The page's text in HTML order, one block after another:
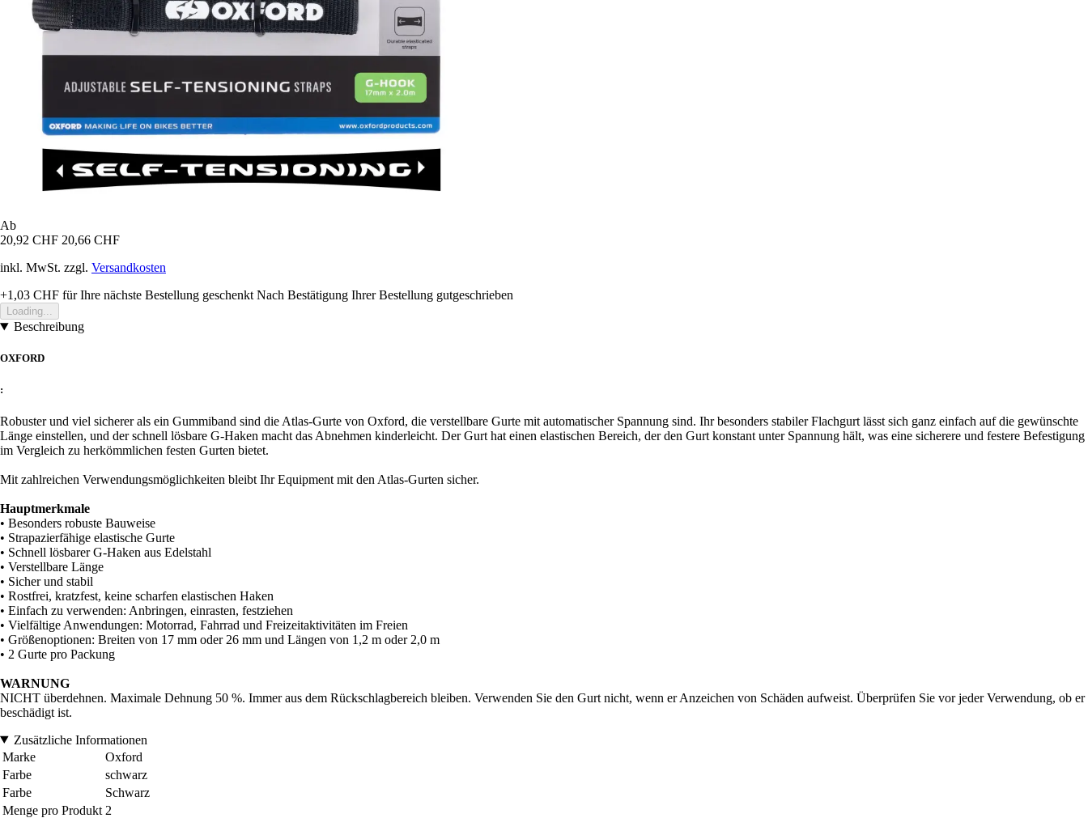
Ab
20,92 CHF 20,66 CHF
inkl. MwSt. zzgl. Versandkosten
+1,03 CHF für Ihre nächste Bestellung geschenkt Nach Bestätigung Ihrer Bestellung gutgeschrieben
Loading...
Beschreibung
OXFORD
:
Robuster und viel sicherer als ein Gummiband sind die Atlas-Gurte von Oxford, die verstellbare Gurte mit automatischer Spannung sind. Ihr besonders stabiler Flachgurt lässt sich ganz einfach auf die gewünschte
Länge einstellen, und der schnell lösbare G-Haken macht das Abnehmen kinderleicht. Der Gurt hat einen elastischen Bereich, der den Gurt konstant unter Spannung hält, was eine sicherere und festere Befestigung
im Vergleich zu herkömmlichen festen Gurten bietet.
Mit zahlreichen Verwendungsmöglichkeiten bleibt Ihr Equipment mit den Atlas-Gurten sicher.
Hauptmerkmale
• Besonders robuste Bauweise
• Strapazierfähige elastische Gurte
• Schnell lösbarer G-Haken aus Edelstahl
• Verstellbare Länge
• Sicher und stabil
• Rostfrei, kratzfest, keine scharfen elastischen Haken
• Einfach zu verwenden: Anbringen, einrasten, festziehen
• Vielfältige Anwendungen: Motorrad, Fahrrad und Freizeitaktivitäten im Freien
• Größenoptionen: Breiten von 17 mm oder 26 mm und Längen von 1,2 m oder 2,0 m
• 2 Gurte pro Packung
WARNUNG
NICHT überdehnen. Maximale Dehnung 50 %. Immer aus dem Rückschlagbereich bleiben. Verwenden Sie den Gurt nicht, wenn er Anzeichen von Schäden aufweist. Überprüfen Sie vor jeder Verwendung, ob er
beschädigt ist.
Zusätzliche Informationen
Marke
Oxford
Farbe
schwarz
Farbe
Schwarz
Menge pro Produkt 2